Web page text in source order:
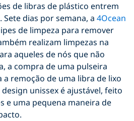
de libras de plástico entrem
Sete dias por semana, a 4Ocean
de limpeza para remover
realizam limpezas na
aqueles de nós que não
a compra de uma pulseira
remoção de uma libra de lixo
unissex é ajustável, feito
e uma pequena maneira de